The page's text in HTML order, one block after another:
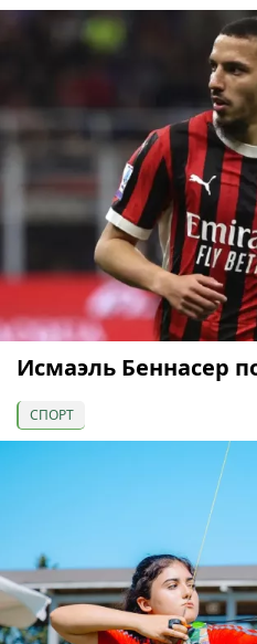
Исмаэль Беннасер
СПОРТ